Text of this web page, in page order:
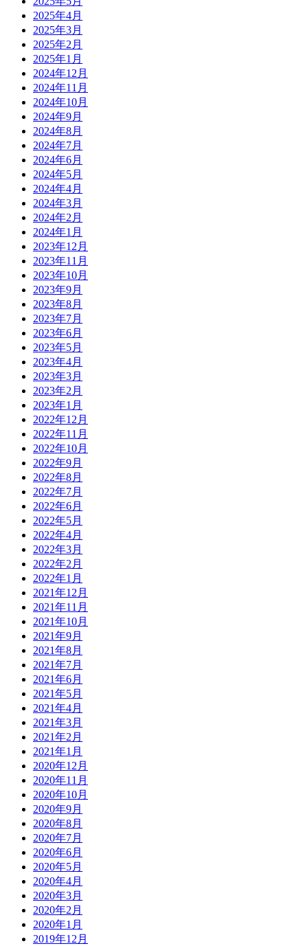
2025年4月
2025年3月
2025年2月
2025年1月
2024年12月
2024年11月
2024年10月
2024年9月
2024年8月
2024年7月
2024年6月
2024年5月
2024年4月
2024年3月
2024年2月
2024年1月
2023年12月
2023年11月
2023年10月
2023年9月
2023年8月
2023年7月
2023年6月
2023年5月
2023年4月
2023年3月
2023年2月
2023年1月
2022年12月
2022年11月
2022年10月
2022年9月
2022年8月
2022年7月
2022年6月
2022年5月
2022年4月
2022年3月
2022年2月
2022年1月
2021年12月
2021年11月
2021年10月
2021年9月
2021年8月
2021年7月
2021年6月
2021年5月
2021年4月
2021年3月
2021年2月
2021年1月
2020年12月
2020年11月
2020年10月
2020年9月
2020年8月
2020年7月
2020年6月
2020年5月
2020年4月
2020年3月
2020年2月
2020年1月
2019年12月